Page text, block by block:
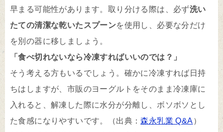
早まる可能性があります。取り分ける際は、必ず洗い
たての清潔な乾いたスプーンを使用し、必要な分だけ
を別の器に移しましょう。
「食べ切れないなら冷凍すればいいのでは？」
そう考える方もいるでしょう。確かに冷凍すれば日持
ちはしますが、市販のヨーグルトをそのまま冷凍庫に
入れると、解凍した際に水分が分離し、ボソボソとし
た食感になりやすいです。（出典：森永乳業 Q&A）